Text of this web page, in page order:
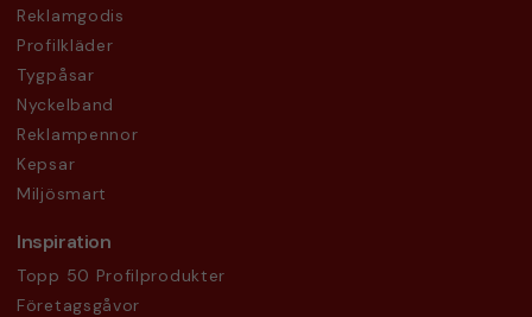
Reklamgodis
Profilkläder
Tygpåsar
Nyckelband
Reklampennor
Kepsar
Miljösmart
Inspiration
Topp 50 Profilprodukter
Företagsgåvor